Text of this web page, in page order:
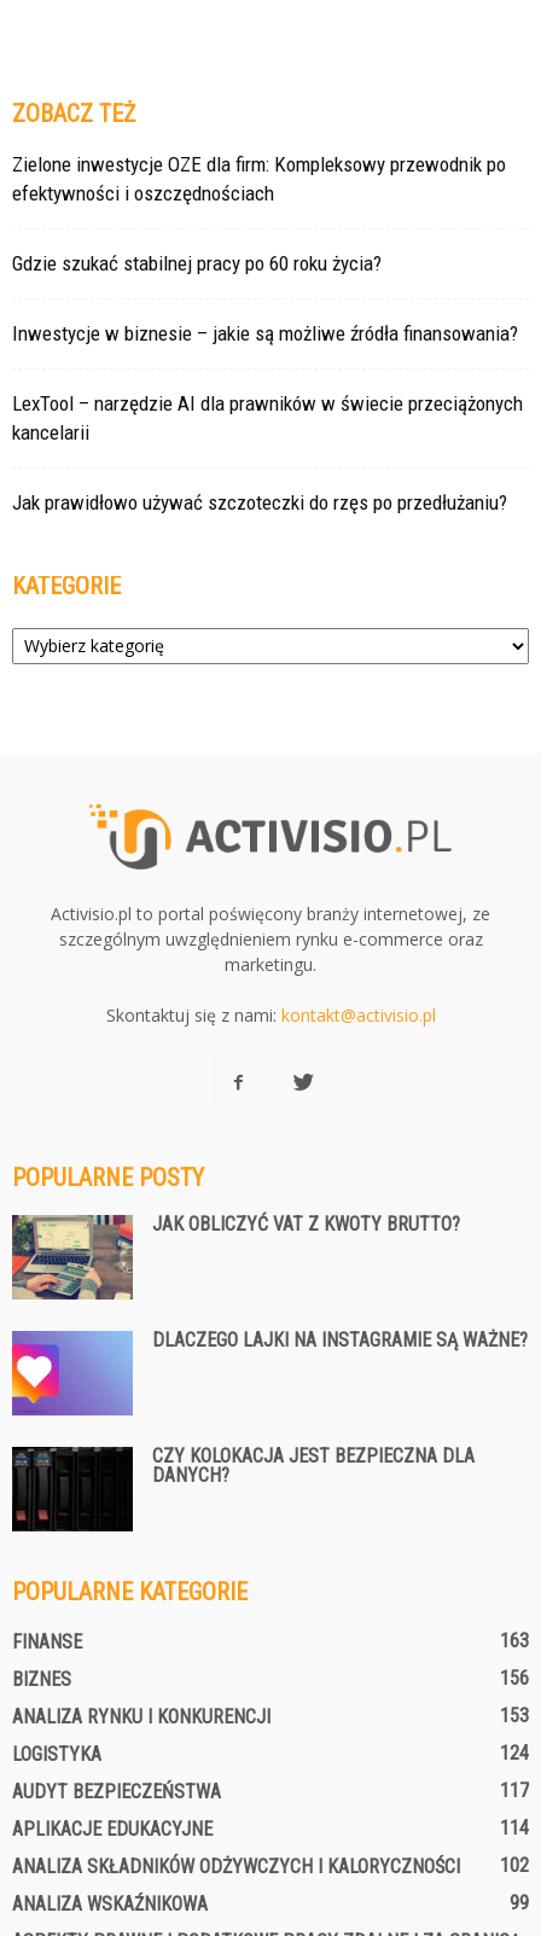
ZOBACZ TEŻ
Zielone inwestycje OZE dla firm: Kompleksowy przewodnik po
efektywności i oszczędnościach
Gdzie szukać stabilnej pracy po 60 roku życia?
Inwestycje w biznesie – jakie są możliwe źródła finansowania?
LexTool – narzędzie AI dla prawników w świecie przeciążonych
kancelarii
Jak prawidłowo używać szczoteczki do rzęs po przedłużaniu?
KATEGORIE
Kategorie
Activisio.pl to portal poświęcony branży internetowej, ze
szczególnym uwzględnieniem rynku e-commerce oraz
marketingu.
Skontaktuj się z nami: kontakt@activisio.pl
POPULARNE POSTY
JAK OBLICZYĆ VAT Z KWOTY BRUTTO?
DLACZEGO LAJKI NA INSTAGRAMIE SĄ WAŻNE?
CZY KOLOKACJA JEST BEZPIECZNA DLA
DANYCH?
POPULARNE KATEGORIE
FINANSE
163
BIZNES
156
ANALIZA RYNKU I KONKURENCJI
153
LOGISTYKA
124
AUDYT BEZPIECZEŃSTWA
117
APLIKACJE EDUKACYJNE
114
ANALIZA SKŁADNIKÓW ODŻYWCZYCH I KALORYCZNOŚCI
102
ANALIZA WSKAŹNIKOWA
99